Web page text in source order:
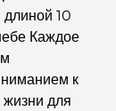
10
Каждое
к
для